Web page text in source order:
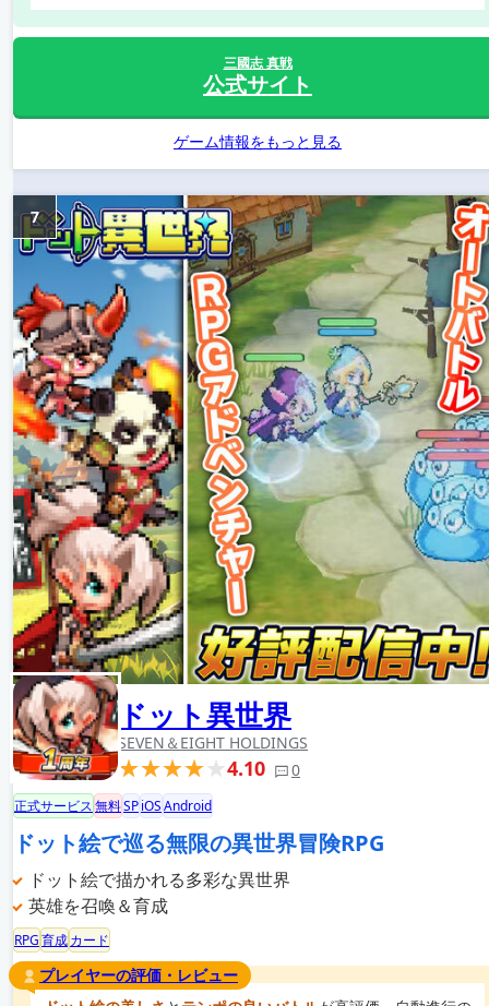
三國志 真戦
公式サイト
ゲーム情報をもっと見る
ドット異世界
SEVEN＆EIGHT HOLDINGS
4.10 0
7
正式サービス無料SPiOSAndroid
ドット絵で巡る無限の異世界冒険RPG
ドット絵で描かれる多彩な異世界
英雄を召喚＆育成
RPG育成カード
プレイヤーの評価・レビュー